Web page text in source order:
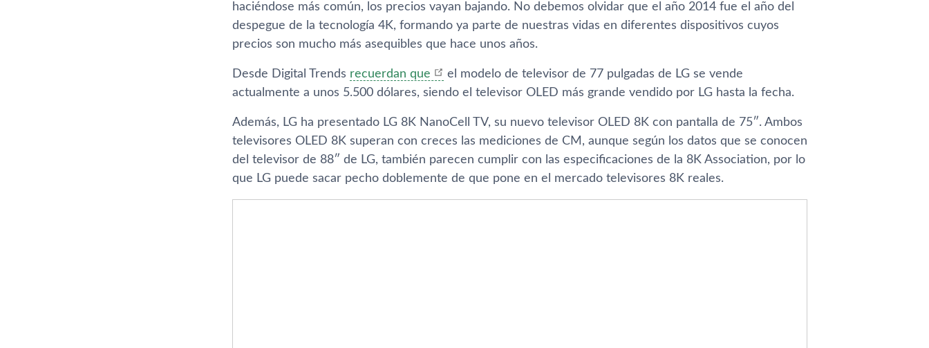
haciéndose más común, los precios vayan bajando. No debemos olvidar que el año 2014 fue el año del
despegue de la tecnología 4K, formando ya parte de nuestras vidas en diferentes dispositivos cuyos
precios son mucho más asequibles que hace unos años.
Desde Digital Trends recuerdan que
el modelo de televisor de 77 pulgadas de LG se vende
actualmente a unos 5.500 dólares, siendo el televisor OLED más grande vendido por LG hasta la fecha.
Además, LG ha presentado LG 8K NanoCell TV, su nuevo televisor OLED 8K con pantalla de 75″. Ambos
televisores OLED 8K superan con creces las mediciones de CM, aunque según los datos que se conocen
del televisor de 88″ de LG, también parecen cumplir con las especificaciones de la 8K Association, por lo
que LG puede sacar pecho doblemente de que pone en el mercado televisores 8K reales.